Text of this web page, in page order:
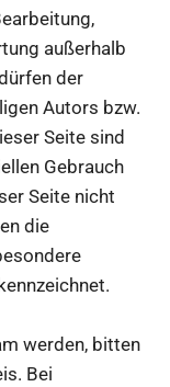
außerhalb
der
Autors bzw.
Seite sind
Gebrauch
Seite nicht
die
werden, bitten
Bei